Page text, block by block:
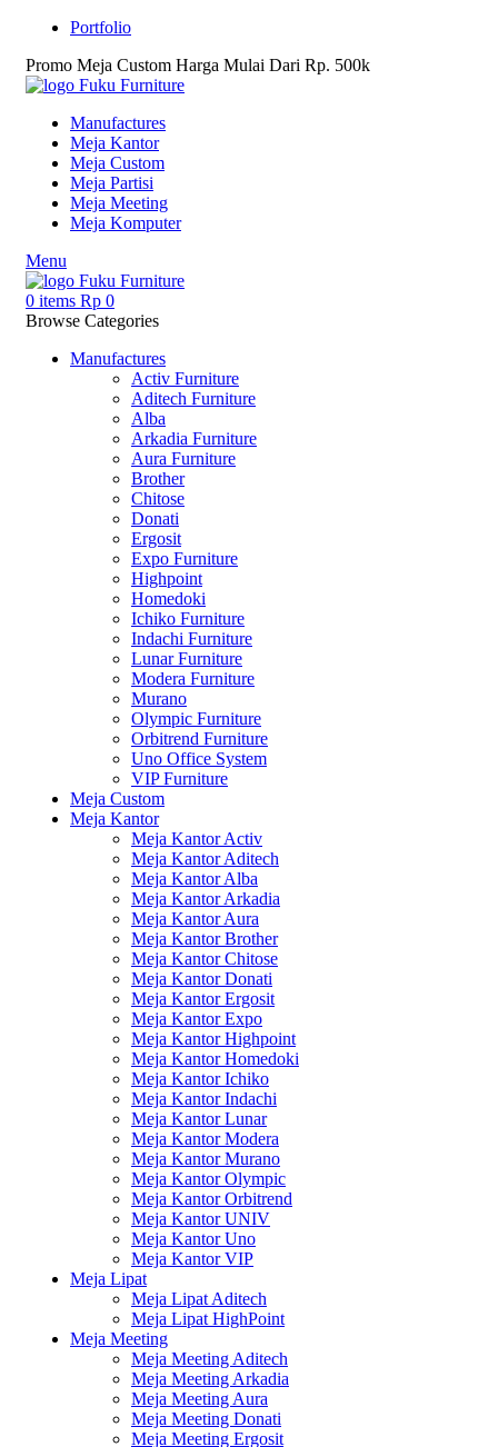
Portfolio
Promo Meja Custom Harga Mulai Dari Rp. 500k
Manufactures
Meja Kantor
Meja Custom
Meja Partisi
Meja Meeting
Meja Komputer
Menu
0 items Rp 0
Browse Categories
Manufactures
Activ Furniture
Aditech Furniture
Alba
Arkadia Furniture
Aura Furniture
Brother
Chitose
Donati
Ergosit
Expo Furniture
Highpoint
Homedoki
Ichiko Furniture
Indachi Furniture
Lunar Furniture
Modera Furniture
Murano
Olympic Furniture
Orbitrend Furniture
Uno Office System
VIP Furniture
Meja Custom
Meja Kantor
Meja Kantor Activ
Meja Kantor Aditech
Meja Kantor Alba
Meja Kantor Arkadia
Meja Kantor Aura
Meja Kantor Brother
Meja Kantor Chitose
Meja Kantor Donati
Meja Kantor Ergosit
Meja Kantor Expo
Meja Kantor Highpoint
Meja Kantor Homedoki
Meja Kantor Ichiko
Meja Kantor Indachi
Meja Kantor Lunar
Meja Kantor Modera
Meja Kantor Murano
Meja Kantor Olympic
Meja Kantor Orbitrend
Meja Kantor UNIV
Meja Kantor Uno
Meja Kantor VIP
Meja Lipat
Meja Lipat Aditech
Meja Lipat HighPoint
Meja Meeting
Meja Meeting Aditech
Meja Meeting Arkadia
Meja Meeting Aura
Meja Meeting Donati
Meja Meeting Ergosit